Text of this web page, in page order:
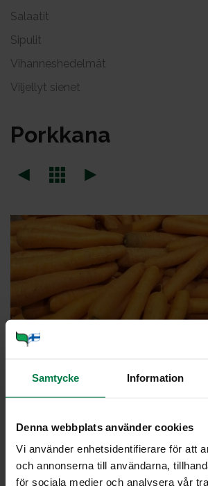
Samtycke Information
Denna webbplats använder cookies
Vi använder enhetsidentifierare för att
och annonserna till användarna,
för sociala medier och analysera vår
Salaatit
Sipulit
Vihanneshedelmät
Viljellyt sienet
Pork­ka­na
PORK­KA­NA